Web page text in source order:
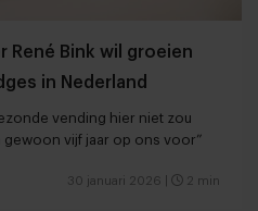
Bink wil groeien
in Nederland
vending hier niet zou
gewoon vijf jaar op ons voor”
30 januari 2026 2 min